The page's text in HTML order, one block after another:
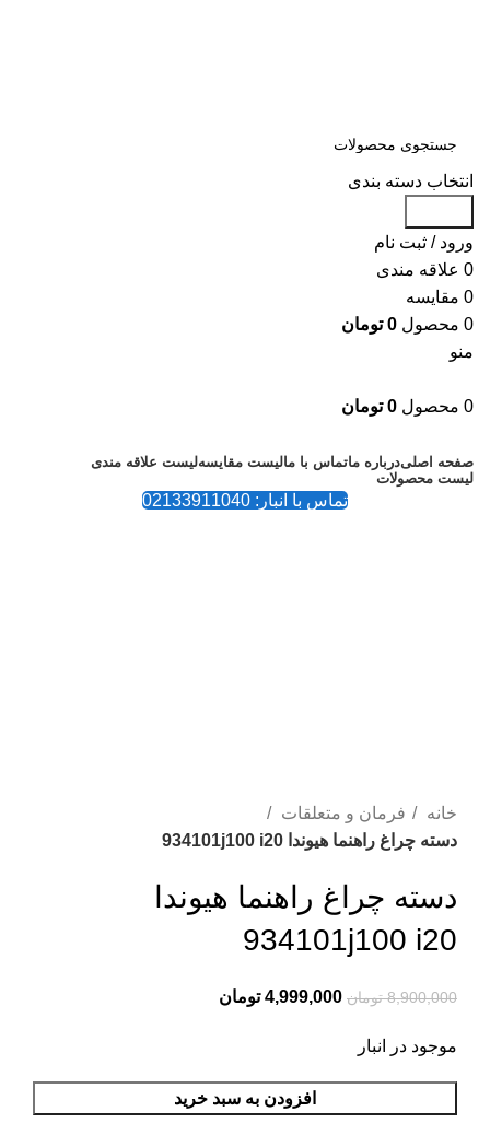
انتخاب دسته بندی
ورود / ثبت نام
0 علاقه مندی
0 مقایسه
0 محصول 0 تومان
منو
0 محصول 0 تومان
صفحه اصلیدرباره ماتماس با مالیست مقایسهلیست علاقه مندی
لیست محصولات
تماس با انبار: 02133911040
خانه
فرمان و متعلقات
دسته چراغ راهنما هیوندا 934101j100 i20
دسته چراغ راهنما هیوندا
934101j100 i20
8,900,000 تومان 4,999,000 تومان
موجود در انبار
افزودن به سبد خرید